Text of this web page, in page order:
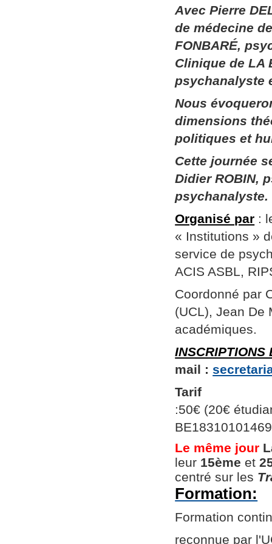
Avec Pierre
de médecine
FONBARÉ,
Clinique de LA
psychanalyste
Nous
dimensions
politiques et
Cette journée
Didier ROBIN,
psychanalyste.
Organisé par :
« Institutions »
service de
ACIS ASBL,
Coordonné par
(UCL), Jean De
académiques.
INSCRIPTIONS
mail :
Tarif
:50€ (20€
Le même jour
leur 15ème et
centré sur les
Formation:
Formation
reconnue par